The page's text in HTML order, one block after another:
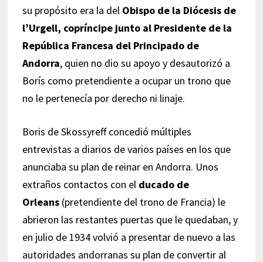
su propósito era la del Obispo de la Diócesis de
l’Urgell, copríncipe junto al Presidente de la
República Francesa del Principado de
Andorra, quien no dio su apoyo y desautorizó a
Borís como pretendiente a ocupar un trono que
no le pertenecía por derecho ni linaje.
Boris de Skossyreff concedió múltiples
entrevistas a diarios de varios países en los que
anunciaba su plan de reinar en Andorra. Unos
extraños contactos con el ducado de
Orleans(pretendiente del trono de Francia) le
abrieron las restantes puertas que le quedaban, y
en julio de 1934 volvió a presentar de nuevo a las
autoridades andorranas su plan de convertir al